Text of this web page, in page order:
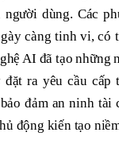
dùng. Các
càng tinh vi, có
AI đã tạo những
ra yêu cầu cấp
đảm an ninh tài
động kiến tạo